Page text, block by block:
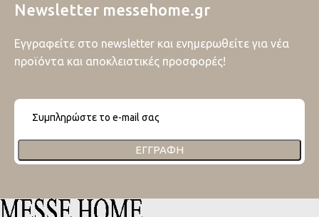
Newsletter messehome.gr
Εγγραφείτε στο newsletter και ενημερωθείτε για νέα
προϊόντα και αποκλειστικές προσφορές!
ΕΓΓΡΑΦΉ